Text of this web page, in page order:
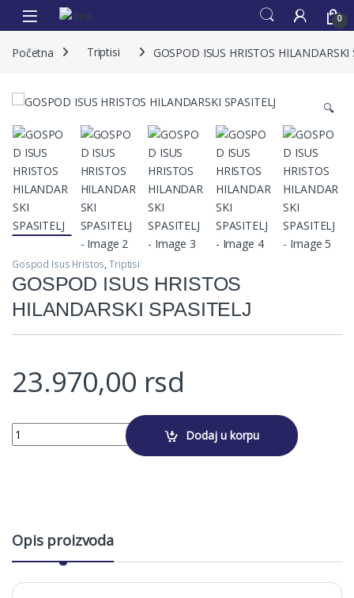
0
Početna Triptisi GOSPOD ISUS HRISTOS HILANDARSKI
🔍
Gospod Isus Hristos,Triptisi
GOSPOD ISUS HRISTOS
HILANDARSKI SPASITELJ
23.970,00 rsd
GOSPOD ISUS HRISTOS HILANDARSKI SPASITELJ quantity
Dodaj u korpu
Opis proizvoda